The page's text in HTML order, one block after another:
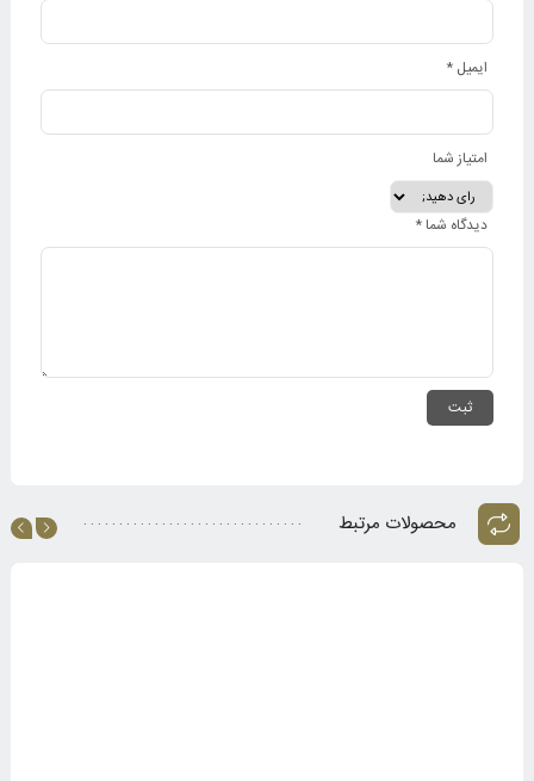
ایمیل *
امتیاز شما
دیدگاه شما *
محصولات مرتبط